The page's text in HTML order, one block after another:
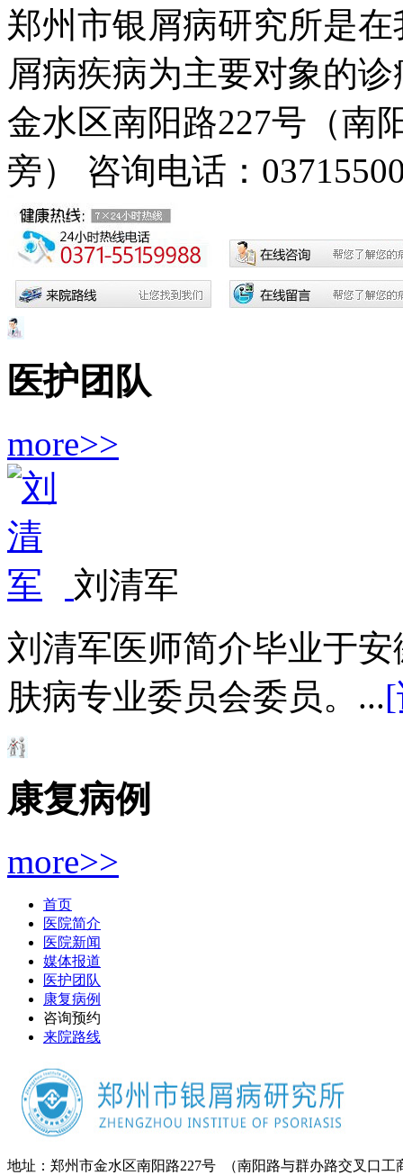
郑州市银屑病研究所是
屑病疾病为主要对象的诊
金水区南阳路227号（南
旁）
咨询电话：
医护团队
more>>
刘清军
刘清军医师简介毕业于
肤病专业委员会委员。...
康复病例
more>>
首页
医院简介
医院新闻
媒体报道
医护团队
康复病例
咨询预约
来院路线
地址：郑州市金水区南阳路227号 （南阳路与群办路交叉口工